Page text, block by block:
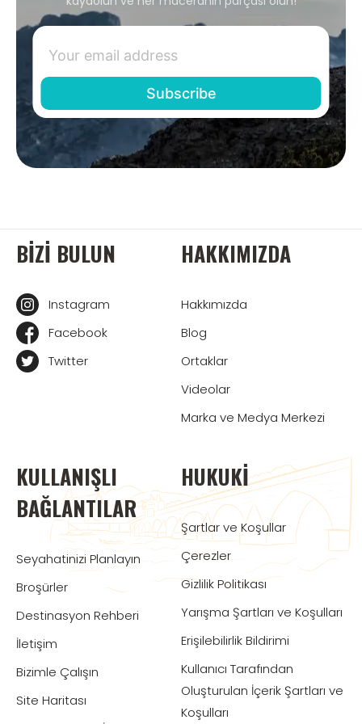
BIZI BULUN
Instagram
Facebook
Twitter
HAKKIMIZDA
Hakkımızda
Blog
Ortaklar
Videolar
Marka ve Medya Merkezi
KULLANIŞLI
BAĞLANTILAR
Seyahatinizi Planlayın
Broşürler
Destinasyon Rehberi
İletişim
Bizimle Çalışın
Site Haritası
HUKUKI
Şartlar ve Koşullar
Çerezler
Gizlilik Politikası
Yarışma Şartları ve Koşulları
Erişilebilirlik Bildirimi
Kullanıcı Tarafından
Oluşturulan İçerik Şartları ve
Koşulları